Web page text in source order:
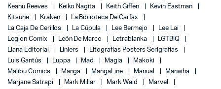
Keanu Reeves
Keiko Nagita Keith Giffen
Kevin Eastman
Kitsune
Kraken
La Biblioteca De Carfax
La Caja De Cerillos
La Cúpula Lee Bermejo
Lee Lai
Legion Comix
León De Marco Letrablanka
LGTBIQ
Liana Editorial
Liniers
Litografías Posters Serigrafías
Luis Gantús
Luppa Mad Magia
Makoki
Malibu Comics
Manga MangaLine Manual
Manwha
Marjane Satrapi
Mark Millar Mark Waid
Marvel